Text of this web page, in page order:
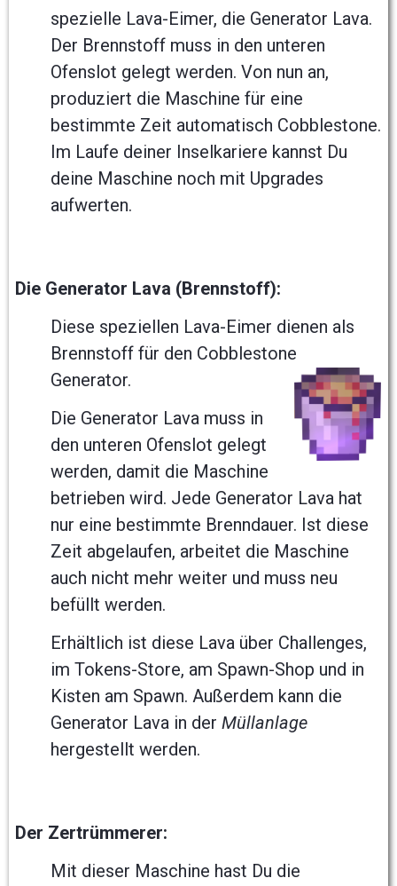
spezielle Lava-Eimer, die Generator Lava.
Der Brennstoff muss in den unteren
Ofenslot gelegt werden. Von nun an,
produziert die Maschine für eine
bestimmte Zeit automatisch Cobblestone.
Im Laufe deiner Inselkariere kannst Du
deine Maschine noch mit Upgrades
aufwerten.
Die Generator Lava (Brennstoff):
Diese speziellen Lava-Eimer dienen als
Brennstoff für den Cobblestone
Generator.
Die Generator Lava muss in
den unteren Ofenslot gelegt
werden, damit die Maschine
betrieben wird. Jede Generator Lava hat
nur eine bestimmte Brenndauer. Ist diese
Zeit abgelaufen, arbeitet die Maschine
auch nicht mehr weiter und muss neu
befüllt werden.
Erhältlich ist diese Lava über Challenges,
im Tokens-Store, am Spawn-Shop und in
Kisten am Spawn. Außerdem kann die
Generator Lava in der Müllanlage
hergestellt werden.
Der Zertrümmerer:
Mit dieser Maschine hast Du die